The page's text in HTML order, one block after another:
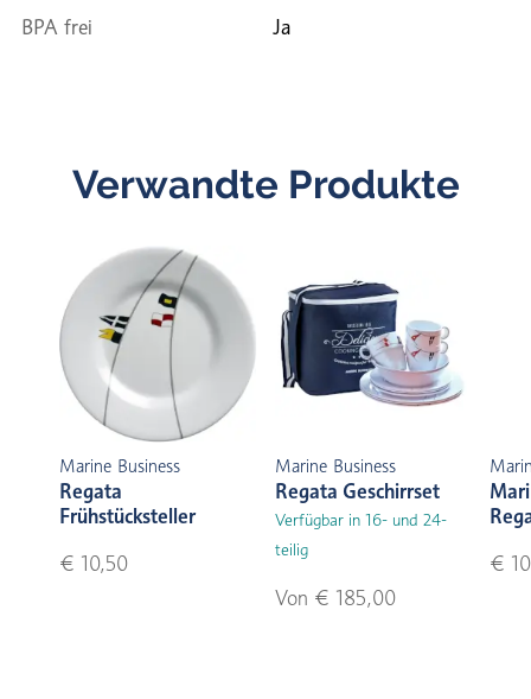
BPA frei Ja
Verwandte Produkte
Marine Business
Regata
Frühstücksteller
€ 10,50
Marine Business
Regata Geschirrset
Verfügbar in 16- und 24-
teilig
Von € 185,00
€